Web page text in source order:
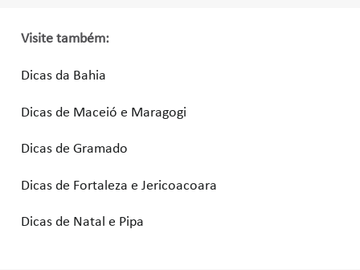
Visite também:
Dicas da Bahia
Dicas de Maceió e Maragogi
Dicas de Gramado
Dicas de Fortaleza e Jericoacoara
Dicas de Natal e Pipa